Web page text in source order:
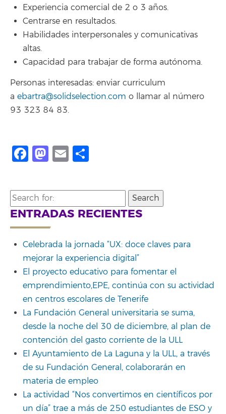
Experiencia comercial de 2 o 3 años.
Centrarse en resultados.
Habilidades interpersonales y comunicativas
altas.
Capacidad para trabajar de forma autónoma.
Personas interesadas: enviar curriculum
a ebartra@solidselection.com o llamar al número
93 323 84 83.
Facebook
Mastodon
Email
Search
for:
ENTRADAS RECIENTES
Celebrada la jornada “UX: doce claves para
mejorar la experiencia digital”
El proyecto educativo para fomentar el
emprendimiento,EPE, continúa con su actividad
en centros escolares de Tenerife
La Fundación General universitaria se suma,
desde la noche del 30 de diciembre, al plan de
contención del gasto corriente de la ULL
El Ayuntamiento de La Laguna y la ULL, a través
de su Fundación General, colaborarán en
materia de empleo
La actividad “Nos convertimos en científicos por
un día” trae a más de 250 estudiantes de ESO y